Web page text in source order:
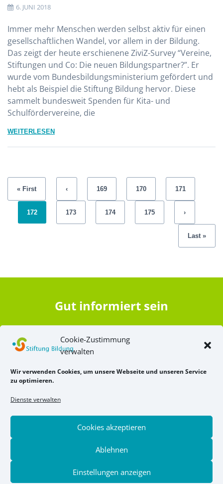
Cookie-Zustimmung
verwalten
Wir verwenden Cookies, um unsere Webseite und unseren Service
zu optimieren.
Dienste verwalten
Cookies akzeptieren
Ablehnen
Einstellungen anzeigen
6. JUNI 2018
Immer mehr Menschen werden selbst aktiv für einen
gesellschaftlichen Wandel, vor allem in der Bildung.
Das zeigt der heute erschienene ZiviZ-Survey “Vereine,
Stiftungen und Co: Die neuen Bildungspartner?”. Er
wurde vom Bundesbildungsministerium gefördert und
hebt als Beispiel die Stiftung Bildung hervor. Diese
sammelt bundesweit Spenden für Kita- und
Schulfördervereine, die
WEITERLESEN
« First ‹ 169 170 171
172 173 174 175 ›
Last »
Gut informiert sein
Bildungsnews lesen
Impressum Kontakt Datenschutz